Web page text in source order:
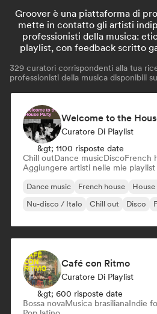
Groover è una piattaforma di
mette in contatto gli artisti
professionisti della musica:
playlist, con feedback scritto
329 curatori corrispondenti alla tua
professionisti della musica disponibili su
Welcome to the
Curatore Di Playlist
&gt; 1100 risposte date
Chill outDance musicDiscoFrench
Aggiungere artisti nelle mie
Dance music French house House
Nu-disco / Italo
Chill out Disco
Café con Ritmo
Curatore Di Playlist
&gt; 600 risposte date
Bossa novaMusica brasilianaIndie